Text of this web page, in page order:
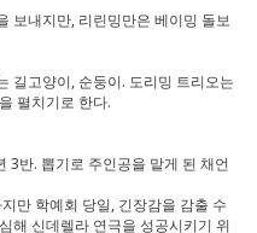
보내지만, 리린밍만은 베이밍 돌보
길고양이, 순둥이. 도리밍 트리오는
펼치기로 한다.
3반. 뽑기로 주인공을 맡게 된 채언
만 학예회 당일, 긴장감을 감출 수
해 신데렐라 연극을 성공시키기 위